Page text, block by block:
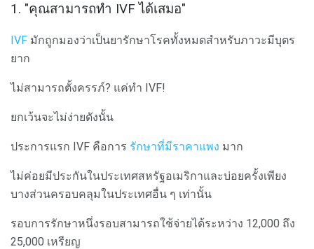
1. "คุณสามารถทำ IVF ได้เสมอ"
IVF มักถูกมองว่าเป็นยารักษาโรคทั้งหมดสำหรับภาวะมีบุตร
ยาก
ไม่สามารถตั้งครรภ์? แค่ทำ IVF!
ยกเว้นจะไม่ง่ายดังนั้น
ประการแรก IVF คือการ รักษาที่มีราคาแพง มาก
ไม่ค่อยมีประกันในประเทศสหรัฐอเมริกาและบ่อยครั้งเพียง
บางส่วนครอบคลุมในประเทศอื่น ๆ เท่านั้น
รอบการรักษาหนึ่งรอบสามารถใช้จ่ายได้ระหว่าง 12,000 ถึง
25,000 เหรียญ